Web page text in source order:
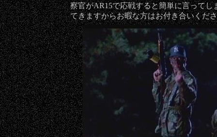
察官がAR15で応戦すると簡単に言って
てきますからお暇な方はお付き合いくだ